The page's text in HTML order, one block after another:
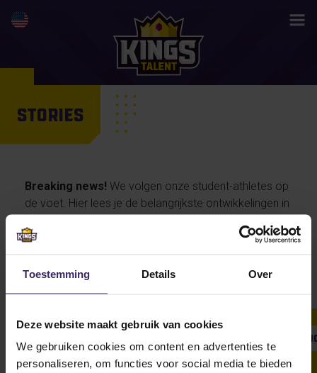
Toestemming Details Over
Deze website maakt gebruik van cookies
We gebruiken cookies om content en advertenties te
personaliseren, om functies voor social media te bieden
STORIES
Breaking news! We volgen onze student-athletes op
de voet. Hier lees je de belangrijkste ontwikkelingen in
persoonlijke verhalen van onze talenten… en straks